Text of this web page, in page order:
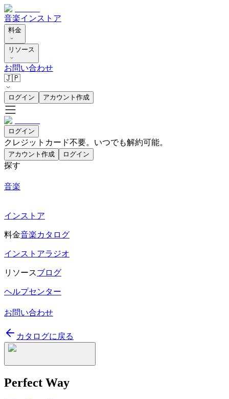
音楽インストア
料金
リソース
お問い合わせ
🇯🇵
ログイン アカウント作成
ログイン
クレジットカード不要。いつでも解約可能。
アカウント作成 ログイン
探す
音楽
インストア
料金音楽カタログ
インストアラジオ
リソースブログ
ヘルプセンター
お問い合わせ
カタログに戻る
Perfect Way